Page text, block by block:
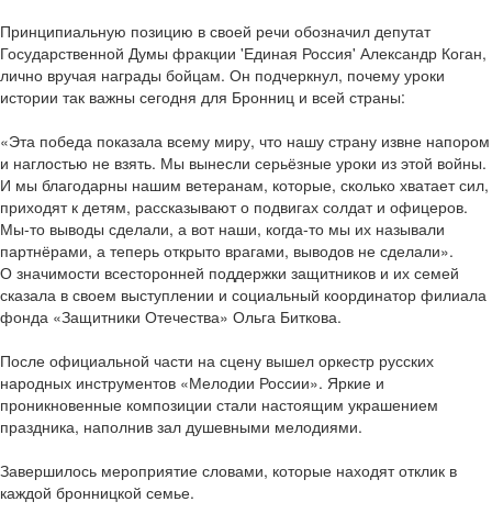
Принципиальную позицию в своей речи обозначил депутат
Государственной Думы фракции 'Единая Россия' Александр Коган,
лично вручая награды бойцам. Он подчеркнул, почему уроки
истории так важны сегодня для Бронниц и всей страны:
«Эта победа показала всему миру, что нашу страну извне напором
и наглостью не взять. Мы вынесли серьёзные уроки из этой войны.
И мы благодарны нашим ветеранам, которые, сколько хватает сил,
приходят к детям, рассказывают о подвигах солдат и офицеров.
Мы-то выводы сделали, а вот наши, когда-то мы их называли
партнёрами, а теперь открыто врагами, выводов не сделали».
О значимости всесторонней поддержки защитников и их семей
сказала в своем выступлении и социальный координатор филиала
фонда «Защитники Отечества» Ольга Биткова.
После официальной части на сцену вышел оркестр русских
народных инструментов «Мелодии России». Яркие и
проникновенные композиции стали настоящим украшением
праздника, наполнив зал душевными мелодиями.
Завершилось мероприятие словами, которые находят отклик в
каждой бронницкой семье.